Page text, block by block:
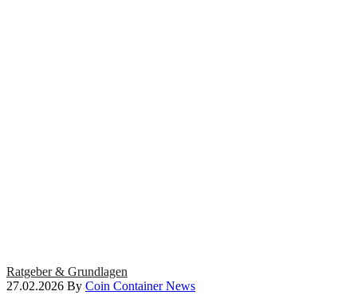
Ratgeber & Grundlagen
27.02.2026 By Coin Container News